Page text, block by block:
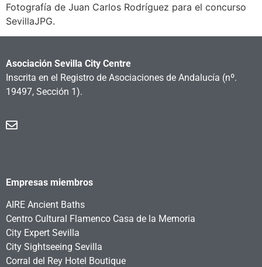
Fotografía de Juan Carlos Rodríguez para el concurso
SevillaJPG.
Asociación Sevilla City Centre
Inscrita en el Registro de Asociaciones de Andalucía (nº.
19497, Sección 1).
Empresas miembros
AIRE Ancient Baths
Centro Cultural Flamenco Casa de la Memoria
City Expert Sevilla
City Sightseeing Sevilla
Corral del Rey Hotel Boutique